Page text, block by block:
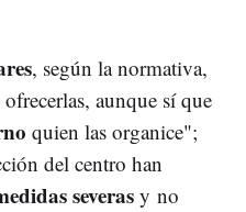
, según la normativa,
aunque sí que
quien las organice";
del centro han
severas y no